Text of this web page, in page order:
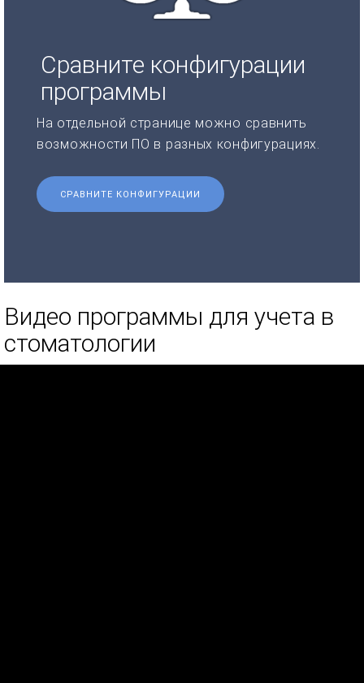
Сравните конфигурации
программы
На отдельной странице можно сравнить
возможности ПО в разных конфигурациях.
СРАВНИТЕ КОНФИГУРАЦИИ
Видео программы для учета в
стоматологии